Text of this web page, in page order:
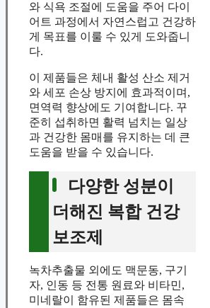
와 식욕 조절에 도움을 주어 다이
어트 과정에서 자연스럽고 건강하
게 목표를 이룰 수 있게 도와줍니
다.
이 제품들은 체내 활성 산소 제거
와 세포 손상 방지에 효과적이며,
면역력 향상에도 기여합니다. 꾸
준히 섭취하면 활력 넘치는 일상
과 건강한 몸매를 유지하는 데 큰
도움을 받을 수 있습니다.
다양한 성분이
더해진 복합 건강
보조제
녹차추출물 외에도 맥문동, 구기
자, 인동 등 전통 원료와 비타민,
미네랄이 함유된 제품들은 몸속